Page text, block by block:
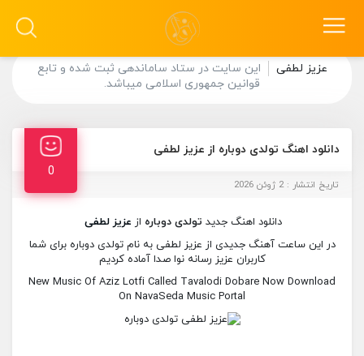
عزیز لطفی
این سایت در ستاد ساماندهی ثبت شده و تابع
قوانین جمهوری اسلامی میباشد.
دانلود اهنگ تولدی دوباره از عزیز لطفی
0
تاریخ انتشار : 2 ژوئن 2026
دانلود اهنگ جدید تولدی دوباره از عزیز لطفی
در این ساعت آهنگ جدیدی از عزیز لطفی به نام تولدی دوباره برای شما
کاربران عزیز رسانه نوا صدا آماده کردیم
New Music Of Aziz Lotfi Called Tavalodi Dobare Now Download
On NavaSeda Music Portal